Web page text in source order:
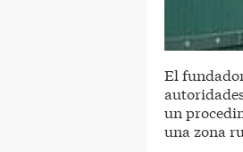
El
un
una zona